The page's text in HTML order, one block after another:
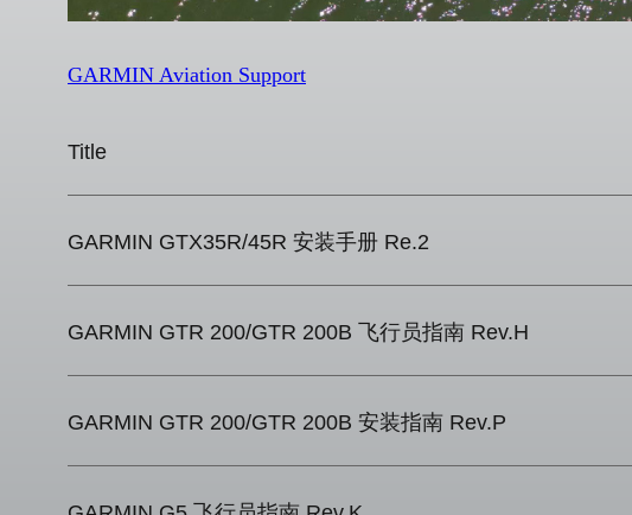
GARMIN Aviation Support
Title
GARMIN GTX35R/45R 安装手册 Re.2
GARMIN GTR 200/GTR 200B 飞行员指南 Rev.H
GARMIN GTR 200/GTR 200B 安装指南 Rev.P